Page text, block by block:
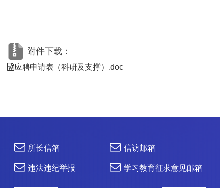
附件下载：
应聘申请表（科研及支撑）.doc
所长信箱 信访邮箱
违法违纪举报 学习教育征求意见邮箱